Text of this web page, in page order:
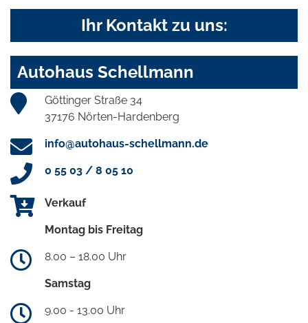
Ihr Kontakt zu uns:
Autohaus Schellmann
Göttinger Straße 34
37176 Nörten-Hardenberg
info@autohaus-schellmann.de
0 55 03 / 8 05 10
Verkauf
Montag bis Freitag
8.00 – 18.00 Uhr
Samstag
9.00 - 13.00 Uhr